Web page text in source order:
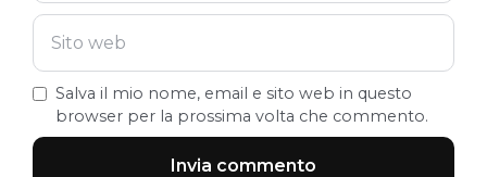
Salva il mio nome, email e sito web in questo
browser per la prossima volta che commento.